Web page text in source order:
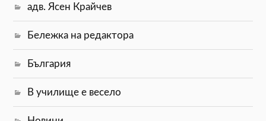
адв. Ясен Крайчев
Бележка на редактора
България
В училище е весело